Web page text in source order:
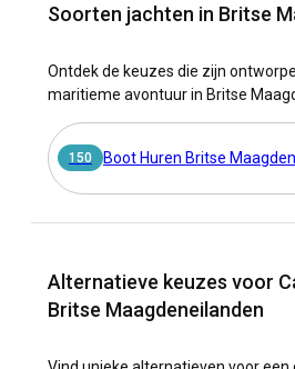
Soorten jachten in Britse
Ontdek de keuzes die zijn
maritieme avontuur in Britse
150 Boot Huren Britse
Alternatieve keuzes voor
Britse Maagdeneilanden